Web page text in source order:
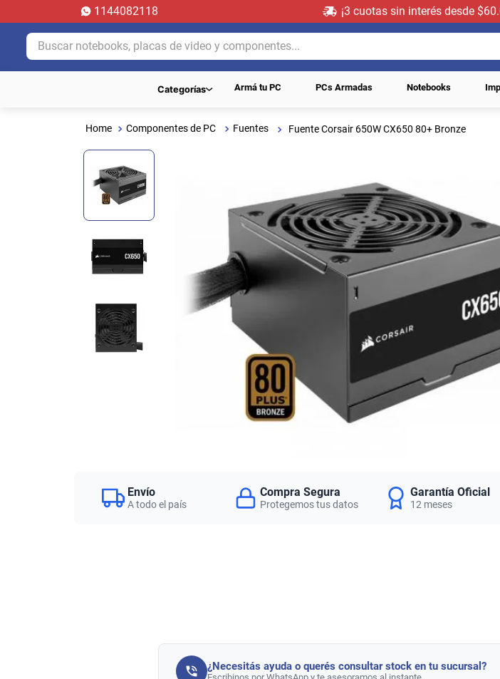
1144082118 ¡3 cuotas sin interés desde
Buscar notebooks, placas de video y componentes...
Categorías Armá tu PC PCs Armadas Notebooks
Componentes de PC Fuentes Fuente Corsair 650W CX650 80+ Bronze
Envío
A todo el país
Compra Segura
Protegemos tus datos
Garantía Oficial
12 meses
¿Necesitás ayuda o querés consultar stock en tu sucursal?
Escribinos por WhatsApp y te asesoramos al instante.